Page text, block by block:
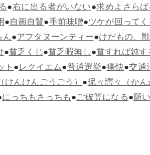
●右に出る者がいない●求めよさら
●自画自賛●手前味噌●ツケが回って
ん●アフタヌーンティー●けだもの、獣
●貧乏くじ●貧乏暇無し●貧すれば鈍
ト●レクイエム●普通選挙●痛快●交通
けんけんごうごう）●侃々諤々（か
にっちもさっちも●ご破算になる●願